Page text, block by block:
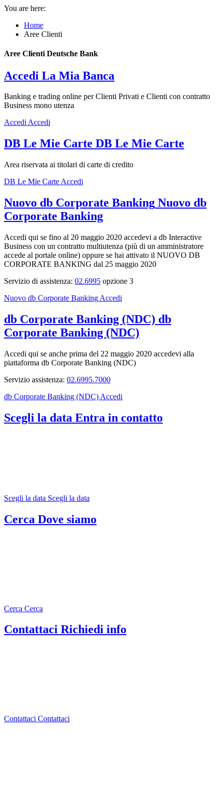
You are here:
Home
Aree Clienti
Aree Clienti Deutsche Bank
Accedi La Mia Banca
Banking e trading online per Clienti Privati e Clienti con contratto
Business mono utenza
AccediAccedi
DB Le Mie Carte DB Le Mie Carte
Area riservata ai titolari di carte di credito
DB Le Mie Carte Accedi
Nuovo db Corporate Banking Nuovo db
Corporate Banking
Accedi qui se fino al 20 maggio 2020 accedevi a db Interactive
Business con un contratto multiutenza (più di un amministratore
accede al portale online) oppure se hai attivato il NUOVO DB
CORPORATE BANKING dal 25 maggio 2020
Servizio di assistenza: 02.6995 opzione 3
Nuovo db Corporate Banking Accedi
db Corporate Banking (NDC) db
Corporate Banking (NDC)
Accedi qui se anche prima del 22 maggio 2020 accedevi alla
piattaforma db Corporate Banking (NDC)
Servizio assistenza: 02.6995.7000
db Corporate Banking (NDC) Accedi
Scegli la data Entra in contatto
Scegli la data Scegli la data
Cerca Dove siamo
Cerca Cerca
Contattaci Richiedi info
Contattaci Contattaci